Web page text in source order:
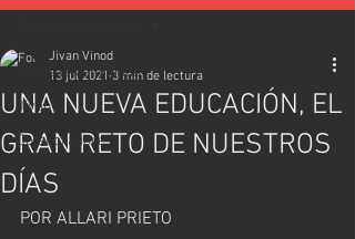
Todas las entradas
Jivan
Colaboradores
UNA NUEVA EDUCACIÓN, EL
GRAN RETO DE NUESTROS
DÍAS
Jivan Vinod
13 jul 2021 3 min de lectura
POR ALLARI PRIETO